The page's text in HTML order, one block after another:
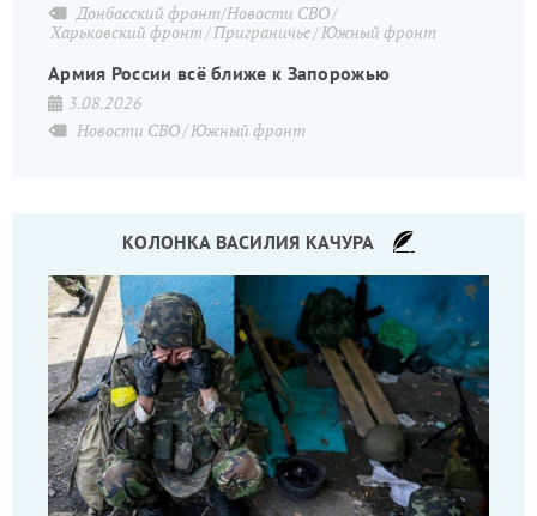
Донбасский фронт/Новости СВО
Харьковский фронт Приграничье Южный фронт
Армия России всё ближе к Запорожью
3.08.2026
Новости СВО Южный фронт
КОЛОНКА ВАСИЛИЯ КАЧУРА